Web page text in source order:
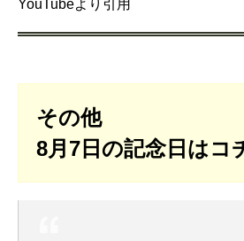
YouTubeより引用
その他
8月7日の記念日はコ